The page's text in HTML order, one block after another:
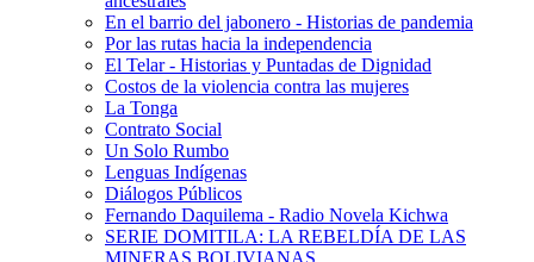
En el barrio del jabonero - Historias de pandemia
Por las rutas hacia la independencia
El Telar - Historias y Puntadas de Dignidad
Costos de la violencia contra las mujeres
La Tonga
Contrato Social
Un Solo Rumbo
Lenguas Indígenas
Diálogos Públicos
Fernando Daquilema - Radio Novela Kichwa
SERIE DOMITILA: LA REBELDÍA DE LAS
MINERAS BOLIVIANAS